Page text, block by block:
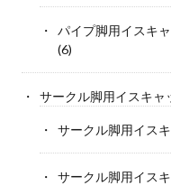
パイプ脚用イスキ
(6)
サークル脚用イスキャ
サークル脚用イス
サークル脚用イス